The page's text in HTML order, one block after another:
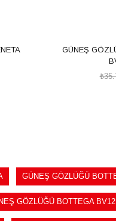
GÜNEŞ
GÜNEŞ GÖZLÜĞÜ
GÖZLÜĞÜ BOTTEGA